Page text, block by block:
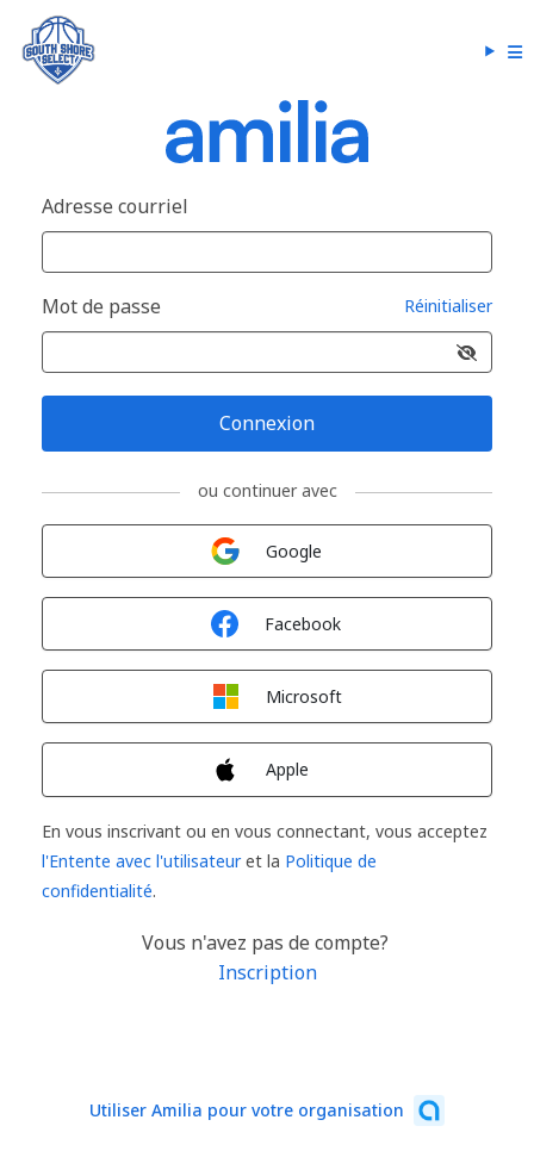
Adresse courriel
Mot de passe Réinitialiser
Connexion
ou continuer avec
Google
Facebook
Microsoft
Apple
En vous inscrivant ou en vous connectant, vous acceptez
l'Entente avec l'utilisateuret la Politique de
confidentialité.
Vous n'avez pas de compte?
Inscription
Utiliser Amilia pour votre organisation